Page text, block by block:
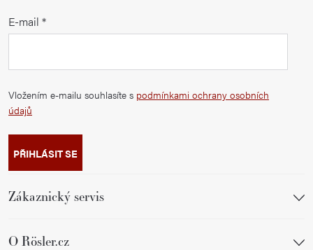
E-mail
Vložením e-mailu souhlasíte s podmínkami ochrany osobních
údajů
PŘIHLÁSIT SE
Zákaznický servis
O Rösler.cz